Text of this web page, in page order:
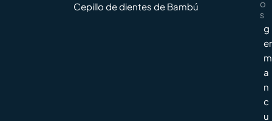
Cepillo de dientes de Bambú
O
S
g
er
m
a
n
c
u